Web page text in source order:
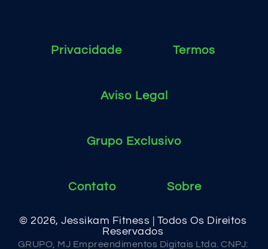
Privacidade Termos
Aviso Legal
Grupo Exclusivo
Contato Sobre
© 2026, Jessikam Fitness | Todos Os Direitos
Reservados
GRUPO, MJ Empreendimentos Digitais Ltda. CNPJ: